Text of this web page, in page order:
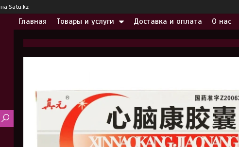
на Satu.kz
Главная Товары и услуги Доставка и оплата О нас